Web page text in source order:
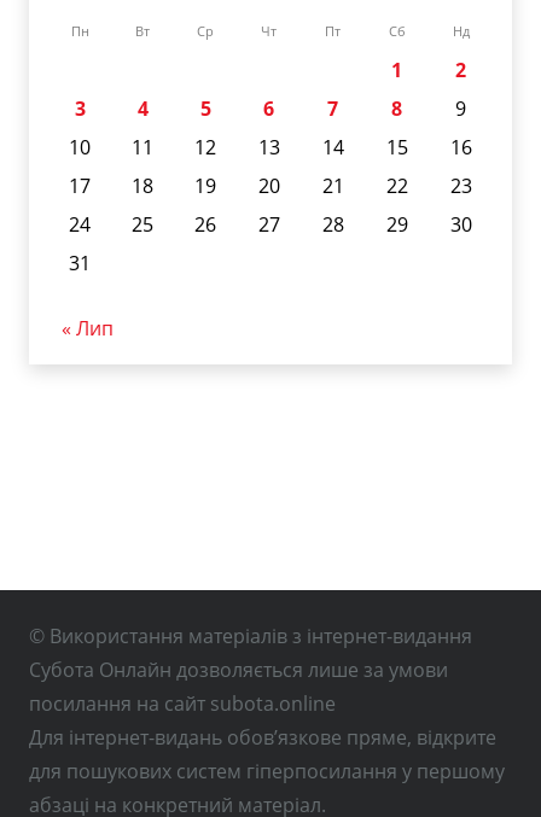
Пн Вт Ср Чт Пт Сб Нд
1
2
3
4 5 6 7 8
9
10
11 12 13 14 15
16
17
18 19 20 21 22
23
24
25 26 27 28 29
30
31
« Лип
© Використання матеріалів з інтернет-видання
Субота Онлайн дозволяється лише за умови
посилання на сайт subota.online
Для інтернет-видань обов’язкове пряме, відкрите
для пошукових систем гіперпосилання у першому
абзаці на конкретний матеріал.